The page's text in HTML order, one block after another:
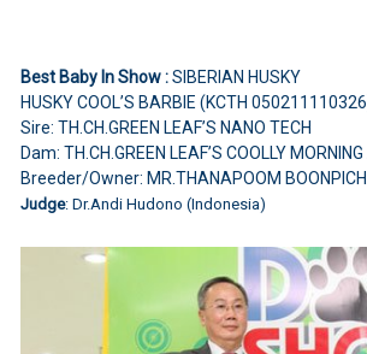
Best Baby In Show :SIBERIAN HUSKY
HUSKY COOL’S BARBIE (KCTH
Sire: TH.CH.GREEN LEAF’S NANO TECH
Dam: TH.CH.GREEN LEAF’S COOLLY
Breeder/Owner: MR.THANAPOOM
Judge: Dr.Andi Hudono (Indonesia)